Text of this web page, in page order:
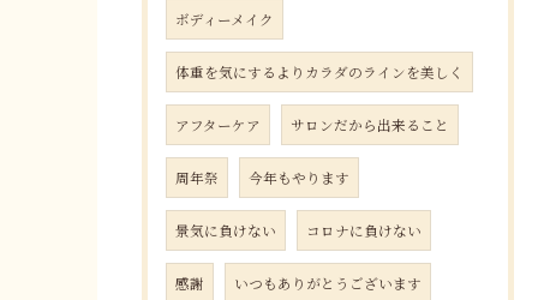
ボディーメイク
体重を気にするよりカラダのラインを美しく
アフターケア サロンだから出来ること
周年祭 今年もやります
景気に負けない コロナに負けない
感謝 いつもありがとうございます